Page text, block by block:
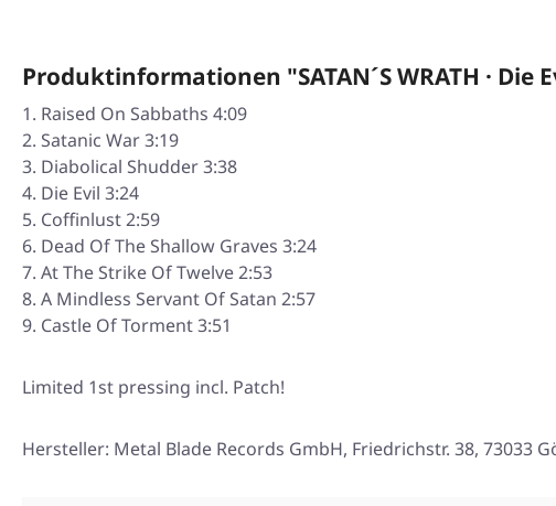
Produktinformationen "SATAN´S WRATH · Die
Raised On Sabbaths 4:09
Satanic War 3:19
Diabolical Shudder 3:38
Die Evil 3:24
Coffinlust 2:59
Dead Of The Shallow Graves 3:24
At The Strike Of Twelve 2:53
A Mindless Servant Of Satan 2:57
Castle Of Torment 3:51
Limited 1st pressing incl. Patch!
Hersteller: Metal Blade Records GmbH, Friedrichstr. 38, 73033